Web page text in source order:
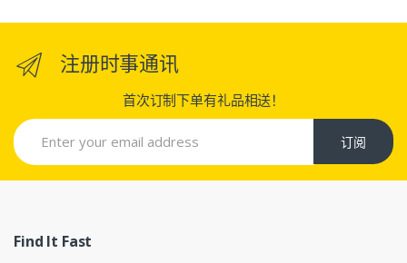
注册时事通讯
首次订制下单有礼品相送！
订阅
Find It Fast